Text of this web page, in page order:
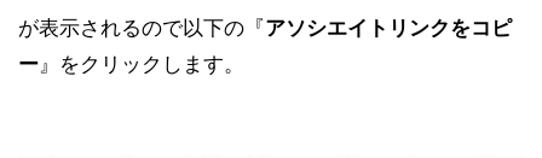
が表示されるので以下の『アソシエイトリンクをコピ
ー』をクリックします。